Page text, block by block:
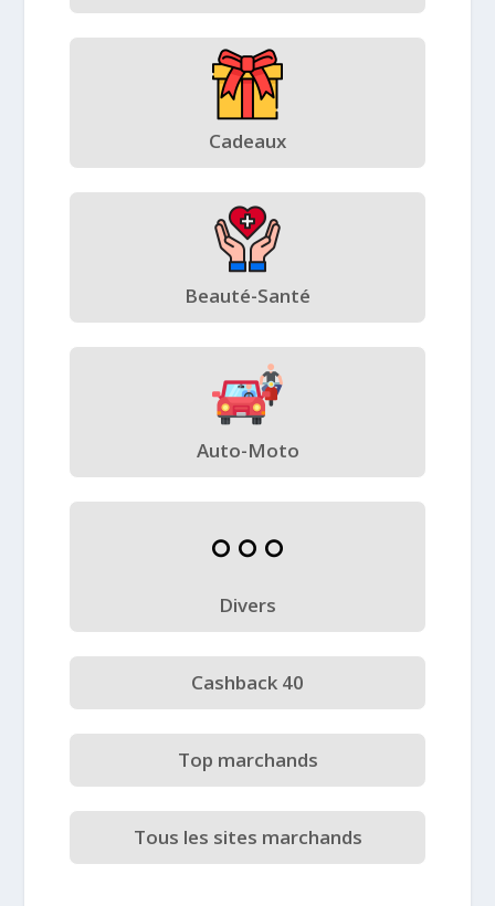
Cadeaux
Beauté-Santé
Auto-Moto
Divers
Cashback 40
Top marchands
Tous les sites marchands